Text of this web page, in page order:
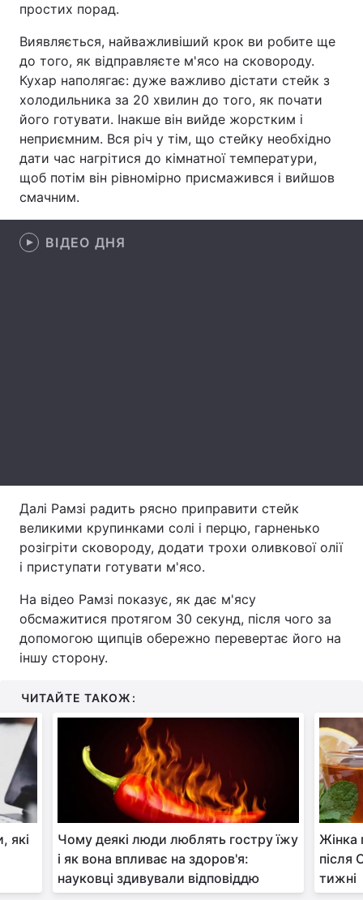
Техно і зв'язок
Зброя Інциденти
Здоров'я Туризм
Цікавинки Погода
Екологія Регіони
Відео з Youtube
Тема оформлення
простих порад.
Виявляється, найважливіший крок ви робите ще
до того, як відправляєте м'ясо на сковороду.
Кухар наполягає: дуже важливо дістати стейк з
холодильника за 20 хвилин до того, як почати
його готувати. Інакше він вийде жорстким і
неприємним. Вся річ у тім, що стейку необхідно
дати час нагрітися до кімнатної температури,
щоб потім він рівномірно присмажився і вийшов
смачним.
ВІДЕО ДНЯ
Далі Рамзі радить рясно приправити стейк
великими крупинками солі і перцю, гарненько
розігріти сковороду, додати трохи оливкової олії
і приступати готувати м'ясо.
На відео Рамзі показує, як дає м'ясу
обсмажитися протягом 30 секунд, після чого за
допомогою щипців обережно перевертає його на
іншу сторону.
ЧИТАЙТЕ ТАКОЖ:
які
Чому деякі люди люблять гостру їжу
і як вона впливає на здоров'я:
науковці здивували відповіддю
Жінка
після
тижні